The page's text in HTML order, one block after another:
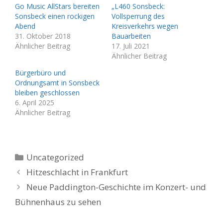
Go Music AllStars bereiten
Sonsbeck einen rockigen
Abend
31. Oktober 2018
Ähnlicher Beitrag
„L460 Sonsbeck:
Vollsperrung des
Kreisverkehrs wegen
Bauarbeiten
17. Juli 2021
Ähnlicher Beitrag
Bürgerbüro und
Ordnungsamt in Sonsbeck
bleiben geschlossen
6. April 2025
Ähnlicher Beitrag
Kategorien
Uncategorized
Hitzeschlacht in Frankfurt
Neue Paddington-Geschichte im Konzert- und
Bühnenhaus zu sehen